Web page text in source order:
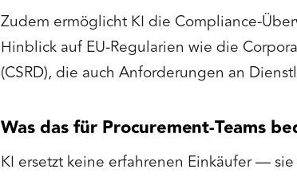
Zudem ermöglicht KI die Compliance-
Hinblick auf EU-Regularien wie die
(CSRD), die auch Anforderungen an
Was das für Procurement-Teams
KI ersetzt keine erfahrenen Einkäufer —